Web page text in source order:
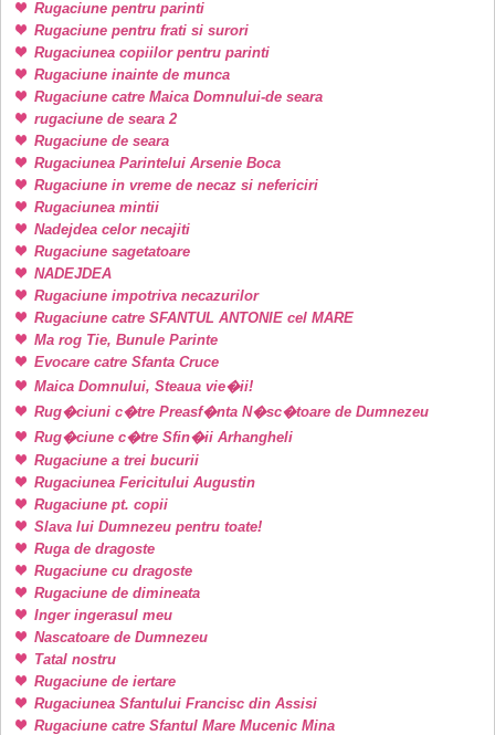
Rugaciune pentru parinti
Rugaciune pentru frati si surori
Rugaciunea copiilor pentru parinti
Rugaciune inainte de munca
Rugaciune catre Maica Domnului-de seara
rugaciune de seara 2
Rugaciune de seara
Rugaciunea Parintelui Arsenie Boca
Rugaciune in vreme de necaz si nefericiri
Rugaciunea mintii
Nadejdea celor necajiti
Rugaciune sagetatoare
NADEJDEA
Rugaciune impotriva necazurilor
Rugaciune catre SFANTUL ANTONIE cel MARE
Ma rog Tie, Bunule Parinte
Evocare catre Sfanta Cruce
Maica Domnului, Steaua vie�ii!
Rug�ciuni c�tre Preasf�nta N�sc�toare de Dumnezeu
Rug�ciune c�tre Sfin�ii Arhangheli
Rugaciune a trei bucurii
Rugaciunea Fericitului Augustin
Rugaciune pt. copii
Slava lui Dumnezeu pentru toate!
Ruga de dragoste
Rugaciune cu dragoste
Rugaciune de dimineata
Inger ingerasul meu
Nascatoare de Dumnezeu
Tatal nostru
Rugaciune de iertare
Rugaciunea Sfantului Francisc din Assisi
Rugaciune catre Sfantul Mare Mucenic Mina